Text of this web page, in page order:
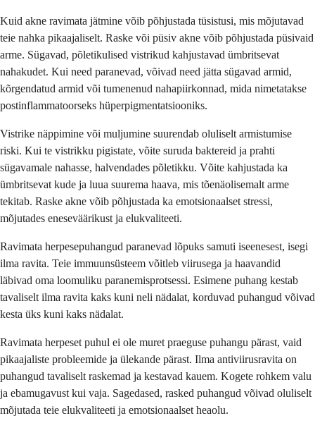
Kuid akne ravimata jätmine võib põhjustada tüsistusi, mis mõjutavad
teie nahka pikaajaliselt. Raske või püsiv akne võib põhjustada püsivaid
arme. Sügavad, põletikulised vistrikud kahjustavad ümbritsevat
nahakudet. Kui need paranevad, võivad need jätta sügavad armid,
kõrgendatud armid või tumenenud nahapiirkonnad, mida nimetatakse
postinflammatoorseks hüperpigmentatsiooniks.
Vistrike näppimine või muljumine suurendab oluliselt armistumise
riski. Kui te vistrikku pigistate, võite suruda baktereid ja prahti
sügavamale nahasse, halvendades põletikku. Võite kahjustada ka
ümbritsevat kude ja luua suurema haava, mis tõenäolisemalt arme
tekitab. Raske akne võib põhjustada ka emotsionaalset stressi,
mõjutades eneseväärikust ja elukvaliteeti.
Ravimata herpesepuhangud paranevad lõpuks samuti iseenesest, isegi
ilma ravita. Teie immuunsüsteem võitleb viirusega ja haavandid
läbivad oma loomuliku paranemisprotsessi. Esimene puhang kestab
tavaliselt ilma ravita kaks kuni neli nädalat, korduvad puhangud võivad
kesta üks kuni kaks nädalat.
Ravimata herpeset puhul ei ole muret praeguse puhangu pärast, vaid
pikaajaliste probleemide ja ülekande pärast. Ilma antiviirusravita on
puhangud tavaliselt raskemad ja kestavad kauem. Kogete rohkem valu
ja ebamugavust kui vaja. Sagedased, rasked puhangud võivad oluliselt
mõjutada teie elukvaliteeti ja emotsionaalset heaolu.